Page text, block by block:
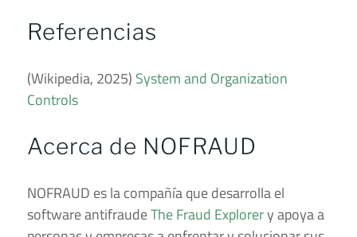
Referencias
(Wikipedia, 2025) System and Organization
Controls
Acerca de NOFRAUD
NOFRAUD es la compañía que desarrolla el
software antifraudeThe Fraud Explorery apoya a